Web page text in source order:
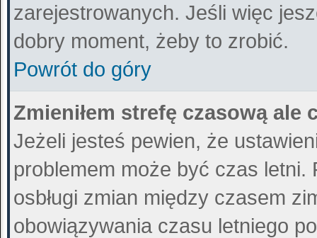
zarejestrowanych. Jeśli więc
dobry moment, żeby to zrobić.
Powrót do góry
Zmieniłem strefę czasową ale
Jeżeli jesteś pewien, że
problemem może być czas
osbługi zmian między czasem
obowiązywania czasu letniego